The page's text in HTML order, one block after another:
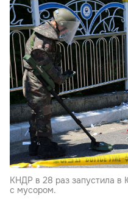
КНДР в 28 раз запустила
с мусором.